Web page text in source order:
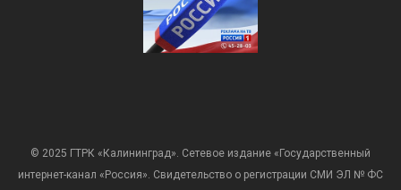
© 2025 ГТРК «Калининград». Сетевое издание «Государственный
интернет-канал «Россия». Свидетельство о регистрации СМИ ЭЛ № ФС